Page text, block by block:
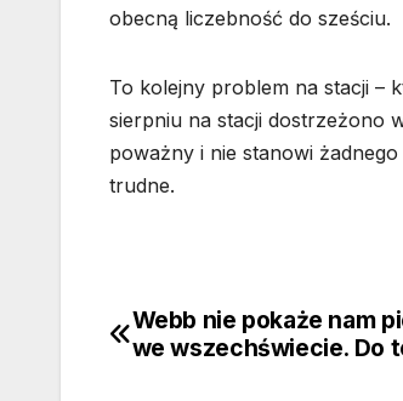
obecną liczebność do sześciu.
To kolejny problem na stacji –
sierpniu na stacji dostrzeżono
poważny i nie stanowi
trudne.
Nawigacja
Webb nie pokaże nam
we wszechświecie. Do